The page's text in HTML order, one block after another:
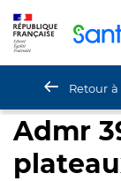
Retour
Admr